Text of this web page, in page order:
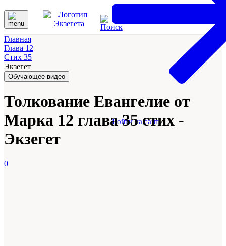
Войти на сайт
Главная
Глава 12
Стих 35
Экзегет
Обучающее видео
Толкование Евангелие от
Марка 12 глава 35 стих -
Экзегет
0